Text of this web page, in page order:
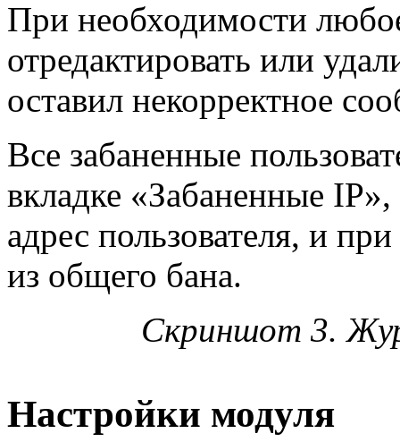
При необходимости
отредактировать или
оставил некорректное
Все забаненные
вкладке «Забаненные
адрес пользователя, и
из общего бана.
Скриншот 3.
Настройки модуля